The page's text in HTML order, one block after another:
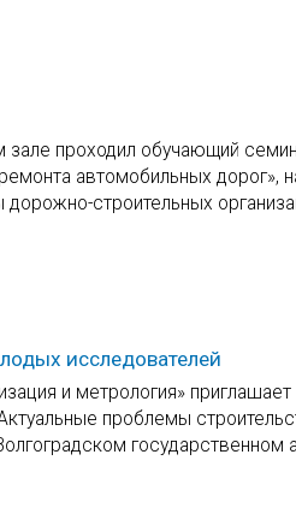
проходил обучающий
автомобильных дорог»,
строительных
исследователей
и метрология» приглашает
проблемы
государственном